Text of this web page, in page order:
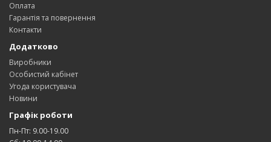
Оплата
Гарантія та повернення
Контакти
Додатково
Виробники
Особистий кабінет
Угода користувача
Новини
Графік роботи
Пн-Пт: 9.00-19.00